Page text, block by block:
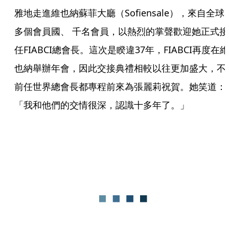
雅地走進維也納蘇菲大廳（Sofiensale），來自全球
多個會員國、 千名會員，以熱烈的掌聲歡迎她正式接
任FIABCI總會長。這次是睽違37年，FIABCI再度在維
也納舉辦年會，因此交接典禮相較以往更加盛大，不
前任世界總會長都專程前來為張麗莉祝賀。她笑道：
「我和他們的交情很深，認識十多年了。」